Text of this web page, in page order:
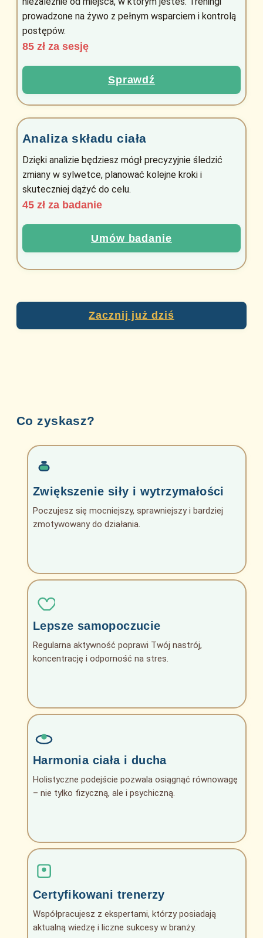
prowadzone na żywo z pełnym wsparciem i kontrolą
postępów.
85 zł za sesję
Sprawdź
Analiza składu ciała
Dzięki analizie będziesz mógł precyzyjnie śledzić
zmiany w sylwetce, planować kolejne kroki i
skuteczniej dążyć do celu.
45 zł za badanie
Umów badanie
Zacznij już dziś
Co zyskasz?
Zwiększenie siły i wytrzymałości
Poczujesz się mocniejszy, sprawniejszy i bardziej
zmotywowany do działania.
Lepsze samopoczucie
Regularna aktywność poprawi Twój nastrój,
koncentrację i odporność na stres.
Harmonia ciała i ducha
Holistyczne podejście pozwala osiągnąć równowagę
– nie tylko fizyczną, ale i psychiczną.
Certyfikowani trenerzy
Współpracujesz z ekspertami, którzy posiadają
aktualną wiedzę i liczne sukcesy w branży.